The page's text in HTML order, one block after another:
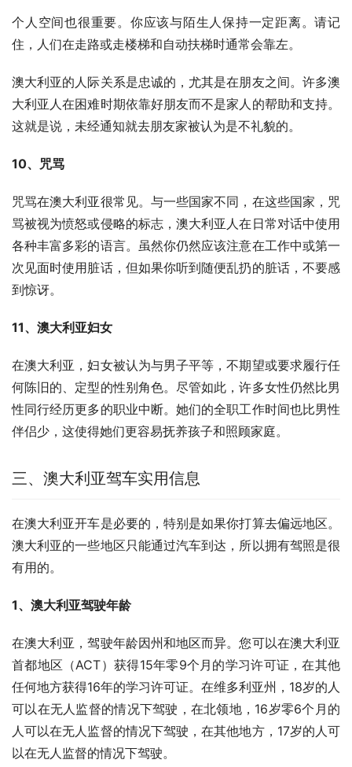
个人空间也很重要。你应该与陌生人保持一定距离。请记
住，人们在走路或走楼梯和自动扶梯时通常会靠左。
澳大利亚的人际关系是忠诚的，尤其是在朋友之间。许多澳
大利亚人在困难时期依靠好朋友而不是家人的帮助和支持。
这就是说，未经通知就去朋友家被认为是不礼貌的。
10、咒骂
咒骂在澳大利亚很常见。与一些国家不同，在这些国家，咒
骂被视为愤怒或侵略的标志，澳大利亚人在日常对话中使用
各种丰富多彩的语言。虽然你仍然应该注意在工作中或第一
次见面时使用脏话，但如果你听到随便乱扔的脏话，不要感
到惊讶。
11、澳大利亚妇女
在澳大利亚，妇女被认为与男子平等，不期望或要求履行任
何陈旧的、定型的性别角色。尽管如此，许多女性仍然比男
性同行经历更多的职业中断。她们的全职工作时间也比男性
伴侣少，这使得她们更容易抚养孩子和照顾家庭。
三、澳大利亚驾车实用信息
在澳大利亚开车是必要的，特别是如果你打算去偏远地区。
澳大利亚的一些地区只能通过汽车到达，所以拥有驾照是很
有用的。
1、澳大利亚驾驶年龄
在澳大利亚，驾驶年龄因州和地区而异。您可以在澳大利亚
首都地区（ACT）获得15年零9个月的学习许可证，在其他
任何地方获得16年的学习许可证。在维多利亚州，18岁的人
可以在无人监督的情况下驾驶，在北领地，16岁零6个月的
人可以在无人监督的情况下驾驶，在其他地方，17岁的人可
以在无人监督的情况下驾驶。